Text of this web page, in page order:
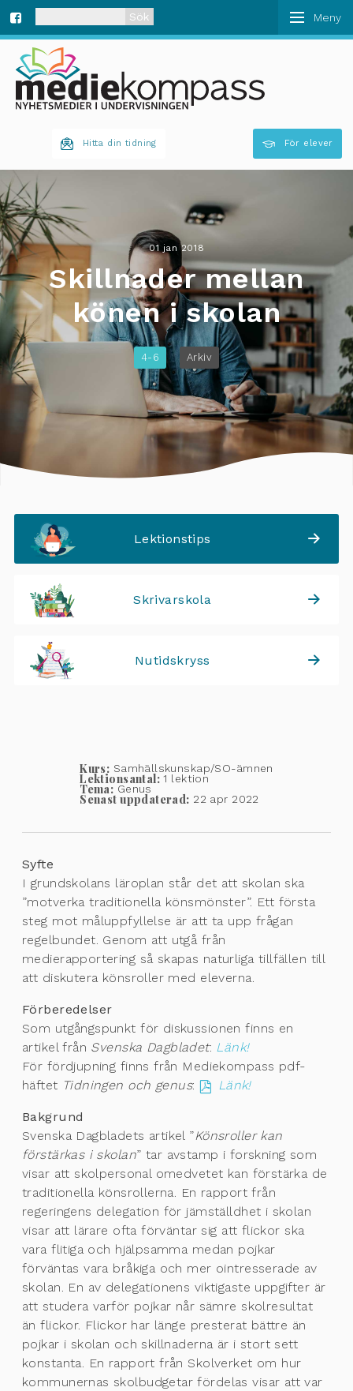
ce
När automatisk komplettering av resultat är
Hitta din tidning För elever
01 jan 2018
Skillnader mellan
könen i skolan
4-6 Arkiv
Lektionstips
Skrivarskola
Nutidskryss
Kurs: Samhällskunskap/SO-ämnen
Lektionsantal: 1 lektion
Tema: Genus
Senast uppdaterad: 22 apr 2022
Syfte
I grundskolans läroplan står det att skolan ska
”motverka traditionella könsmönster”. Ett första
steg mot måluppfyllelse är att ta upp frågan
regelbundet. Genom att utgå från
medierapportering så skapas naturliga tillfällen till
att diskutera könsroller med eleverna.
Förberedelser
Som utgångspunkt för diskussionen finns en
artikel från Svenska Dagbladet: Länk!
För fördjupning finns från Mediekompass pdf-
häftet Tidningen och genus: Länk!
Bakgrund
Svenska Dagbladets artikel ”Könsroller kan
förstärkas i skolan” tar avstamp i forskning som
visar att skolpersonal omedvetet kan förstärka de
traditionella könsrollerna. En rapport från
regeringens delegation för jämställdhet i skolan
visar att lärare ofta förväntar sig att flickor ska
vara flitiga och hjälpsamma medan pojkar
förväntas vara bråkiga och mer ointresserade av
skolan. En av delegationens viktigaste uppgifter är
att studera varför pojkar når sämre skolresultat
än flickor. Flickor har länge presterat bättre än
pojkar i skolan och skillnaderna är i stort sett
konstanta. En rapport från Skolverket om hur
kommunernas skolbudgetar fördelas visar att var